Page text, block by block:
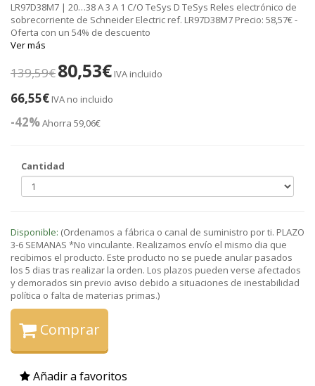
LR97D38M7 | 20…38 A 3 A 1 C/O TeSys D TeSys Reles electrónico de
sobrecorriente de Schneider Electric ref. LR97D38M7 Precio: 58,57€ -
Oferta con un 54% de descuento
Ver más
139,59€80,53€ IVA incluido
66,55€ IVA no incluido
-42%Ahorra 59,06€
Cantidad
Disponible: (Ordenamos a fábrica o canal de suministro por ti. PLAZO
3-6 SEMANAS *No vinculante. Realizamos envío el mismo dia que
recibimos el producto. Este producto no se puede anular pasados
los 5 dias tras realizar la orden. Los plazos pueden verse afectados
y demorados sin previo aviso debido a situaciones de inestabilidad
política o falta de materias primas.)
Comprar
Añadir a favoritos